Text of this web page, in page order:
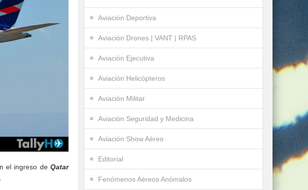
el ingreso de Qatar
.
Aviación Deportiva
Aviación Drones | VANT | RPAS
Aviación Ejecutiva
Aviación Helicópteros
Aviación Militar
Aviación Seguridad y Medicina
Aviación Show Aéreo
Editorial
Fenómenos Aéreos Anómalos